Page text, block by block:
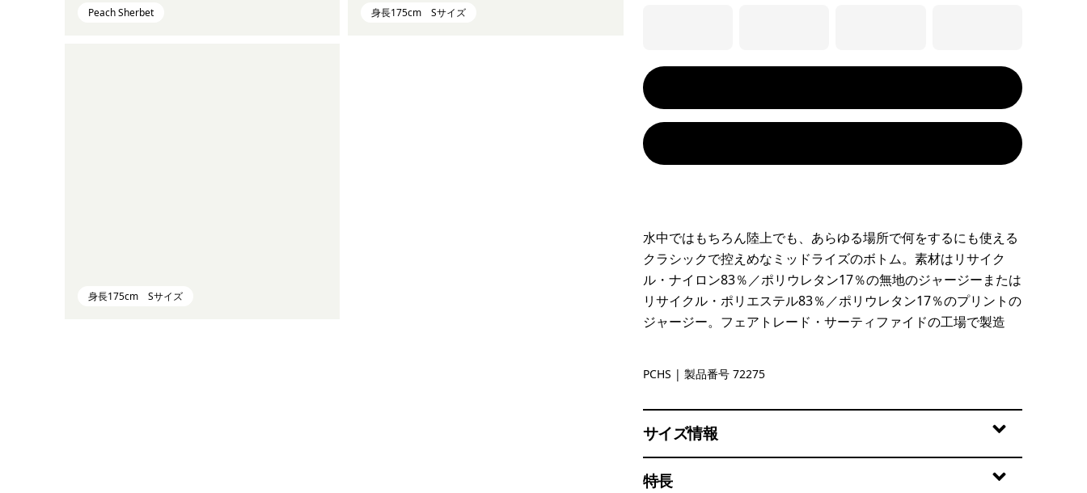
Peach Sherbet 身長175cm Sサイズ
身長175cm Sサイズ
水中ではもちろん陸上でも、あらゆる場所で何をするにも使える
クラシックで控えめなミッドライズのボトム。素材はリサイク
ル・ナイロン83％／ポリウレタン17％の無地のジャージーまたは
リサイクル・ポリエステル83％／ポリウレタン17％のプリントの
ジャージー。フェアトレード・サーティファイドの工場で製造
Peach Sherbet
PCHS | 製品番号 72275
サイズ情報
特長